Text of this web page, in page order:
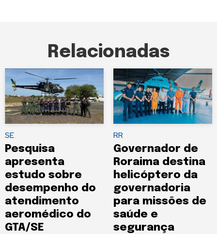
Relacionadas
SE
Pesquisa
apresenta
estudo sobre
desempenho do
atendimento
aeromédico do
GTA/SE
RR
Governador de
Roraima destina
helicóptero da
governadoria
para missões de
saúde e
segurança